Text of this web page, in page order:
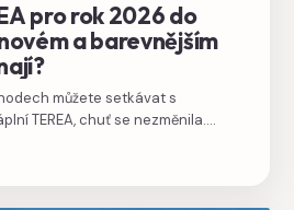
pro rok 2026 do
a barevnějším
můžete setkávat s
TEREA, chuť se nezměnila.